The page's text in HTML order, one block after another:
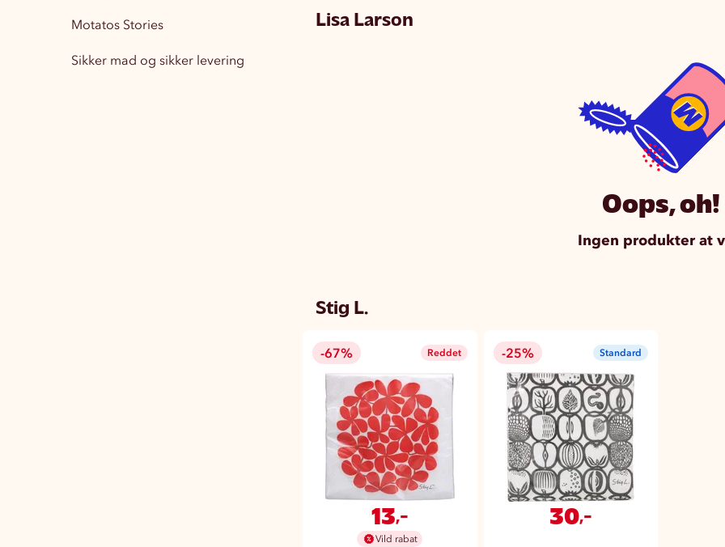
Boligindretning
Træningstøj Herre
Motatos Stories
Sikker mad og sikker levering
Lisa Larson
Oops, oh!
Ingen produkter at
Stig L.
-67% Reddet
13 ,-
Vild rabat
-25% Standard
30,-